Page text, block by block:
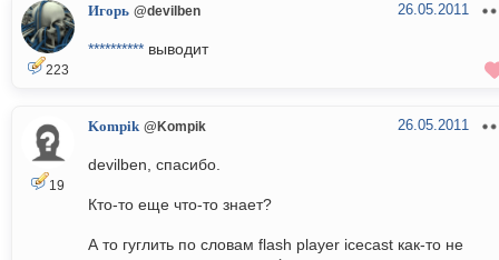
223
Игорь @devilben 26.05.2011
********** выводит
19
Kompik @Kompik 26.05.2011
devilben, спасибо.
Кто-то еще что-то знает?
А то гуглить по словам flash player icecast как-то не